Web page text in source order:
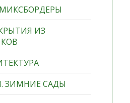
ИЗ
ЗИМНИЕ САДЫ